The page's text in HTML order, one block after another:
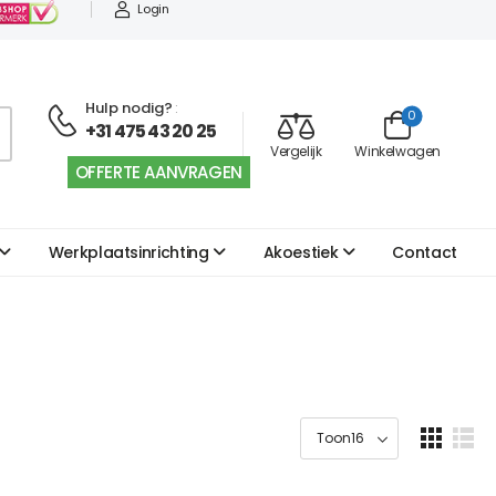
Login
Hulp nodig? :
+31 475 43 20 25
OFFERTE AANVRAGEN
Vergelijk Winkelwagen
0
Werkplaatsinrichting Akoestiek Contact